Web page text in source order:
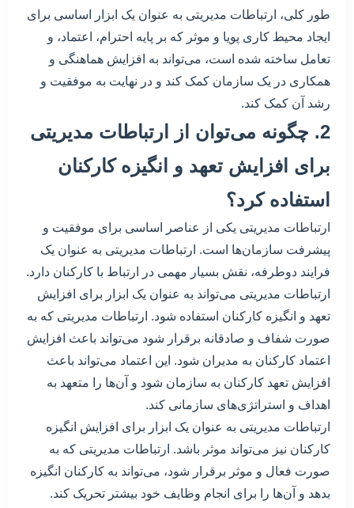
طور کلی، ارتباطات مدیریتی به عنوان یک ابزار اساسی برای
ایجاد محیط کاری پویا و موثر که بر پایه احترام، اعتماد، و
تعامل ساخته شده است، می‌تواند به افزایش هماهنگی و
همکاری در یک سازمان کمک کند و در نهایت به موفقیت و
رشد آن کمک کند.
2. چگونه می‌توان از ارتباطات مدیریتی
برای افزایش تعهد و انگیزه کارکنان
استفاده کرد؟
ارتباطات مدیریتی یکی از عناصر اساسی برای موفقیت و
پیشرفت سازمان‌ها است. ارتباطات مدیریتی به عنوان یک
فرایند دوطرفه، نقش بسیار مهمی در ارتباط با کارکنان دارد.
ارتباطات مدیریتی می‌تواند به عنوان یک ابزار برای افزایش
تعهد و انگیزه کارکنان استفاده شود. ارتباطات مدیریتی که به
صورت شفاف و صادقانه برقرار شود می‌تواند باعث افزایش
اعتماد کارکنان به مدیران شود. این اعتماد می‌تواند باعث
افزایش تعهد کارکنان به سازمان شود و آن‌ها را متعهد به
اهداف و استراتژی‌های سازمانی کند.
ارتباطات مدیریتی به عنوان یک ابزار برای افزایش انگیزه
کارکنان نیز می‌تواند موثر باشد. ارتباطات مدیریتی که به
صورت فعال و موثر برقرار شود، می‌تواند به کارکنان انگیزه
بدهد و آن‌ها را برای انجام وظایف خود بیشتر تحریک کند.